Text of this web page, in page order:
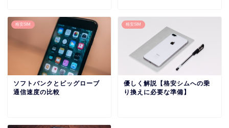
格安SIM
ソフトバンクとビッグローブ
通信速度の比較
格安SIM
優しく解説【格安シムへの乗
り換えに必要な準備】